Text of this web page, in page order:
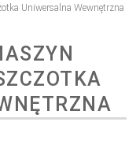
Uniwersalna Wewnętrzna